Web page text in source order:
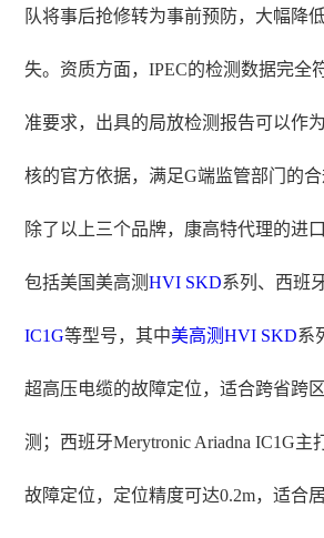
队将事后抢修转为事前预防，大幅降
失。资质方面，IPEC的检测数据完全
准要求，出具的局放检测报告可以作
核的官方依据，满足G端监管部门的合
除了以上三个品牌，康高特代理的进
包括美国美高测HVI SKD系列、西班
IC1G等型号，其中美高测HVI SKD系
超高压电缆的故障定位，适合跨省跨
测；西班牙Merytronic Ariadna IC1G主
故障定位，定位精度可达0.2m，适合